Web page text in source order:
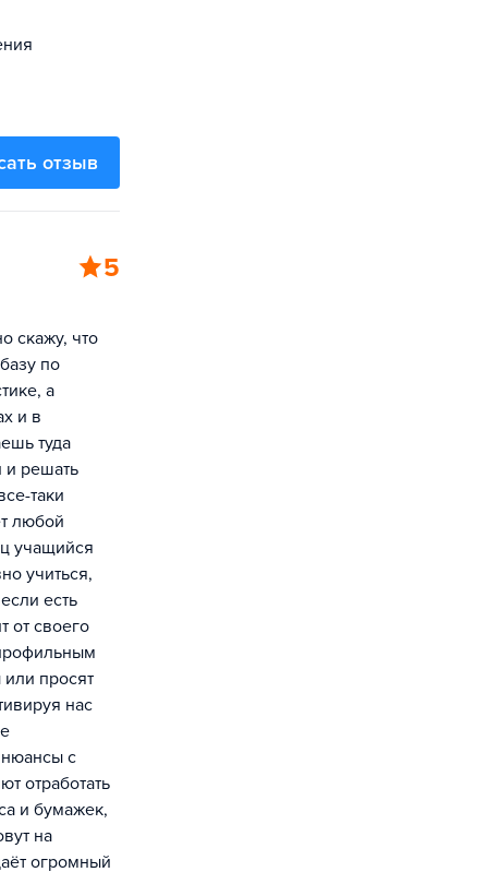
отзыв
5
скажу, что
по
а
и в
туда
и решать
таки
любой
учащийся
учиться,
есть
от своего
просят
нас
нюансы с
отработать
и бумажек,
на
огромный